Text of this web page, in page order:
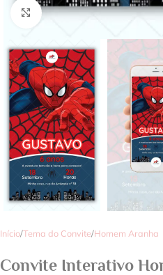
Clique para ampliar
Início/Tema do Convite/Homem Aranha
Convite Interativo